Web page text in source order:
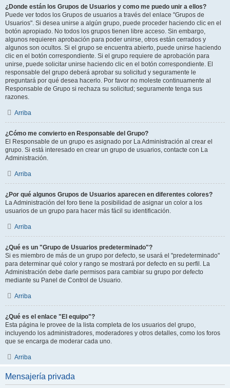
¿Donde están los Grupos de Usuarios y como me puedo unir a ellos?
Puede ver todos los Grupos de usuarios a través del enlace "Grupos de
Usuarios". Si desea unirse a algún grupo, puede proceder haciendo clic en el
botón apropiado. No todos los grupos tienen libre acceso. Sin embargo,
algunos requieren aprobación para poder unirse, otros están cerrados y
algunos son ocultos. Si el grupo se encuentra abierto, puede unirse haciendo
clic en el botón correspondiente. Si el grupo requiere de aprobación para
unirse, puede solicitar unirse haciendo clic en el botón correspondiente. El
responsable del grupo deberá aprobar su solicitud y seguramente le
preguntará por qué desea hacerlo. Por favor no moleste continuamente al
Responsable de Grupo si rechaza su solicitud; seguramente tenga sus
razones.
Arriba
¿Cómo me convierto en Responsable del Grupo?
El Responsable de un grupo es asignado por La Administración al crear el
grupo. Si está interesado en crear un grupo de usuarios, contacte con La
Administración.
Arriba
¿Por qué algunos Grupos de Usuarios aparecen en diferentes colores?
La Administración del foro tiene la posibilidad de asignar un color a los
usuarios de un grupo para hacer más fácil su identificación.
Arriba
¿Qué es un "Grupo de Usuarios predeterminado"?
Si es miembro de más de un grupo por defecto, se usará el "predeterminado"
para determinar qué color y rango se mostrará por defecto en su perfil. La
Administración debe darle permisos para cambiar su grupo por defecto
mediante su Panel de Control de Usuario.
Arriba
¿Qué es el enlace "El equipo"?
Esta página le provee de la lista completa de los usuarios del grupo,
incluyendo los administradores, moderadores y otros detalles, como los foros
que se encarga de moderar cada uno.
Arriba
Mensajería privada